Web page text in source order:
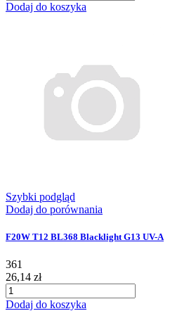
Dodaj do koszyka
Szybki podgląd
Dodaj do porównania
F20W T12 BL368 Blacklight G13 UV-A
361
26,14 zł
Dodaj do koszyka